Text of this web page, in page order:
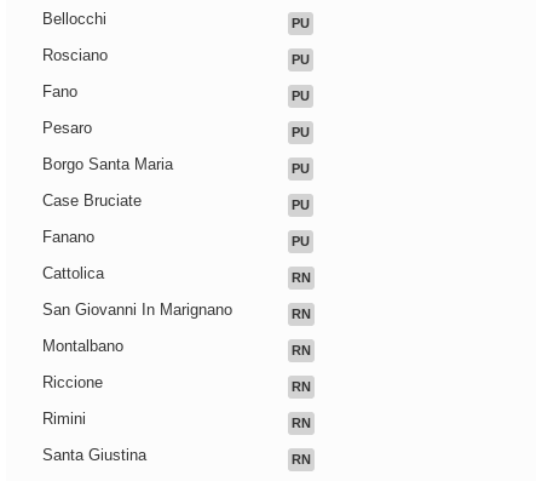
Bellocchi PU
Rosciano PU
Fano PU
Pesaro PU
Borgo Santa Maria PU
Case Bruciate PU
Fanano PU
Cattolica RN
San Giovanni In Marignano RN
Montalbano RN
Riccione RN
Rimini RN
Santa Giustina RN